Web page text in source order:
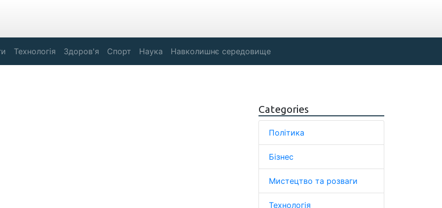
Технологія Здоров'я Спорт Наука Навколишнє середовище
Categories
Політика
Бізнес
Мистецтво та розваги
Технологія